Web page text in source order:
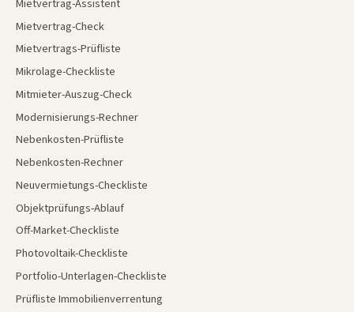
Mietvertrag-Assistent
Mietvertrag-Check
Mietvertrags-Prüfliste
Mikrolage-Checkliste
Mitmieter-Auszug-Check
Modernisierungs-Rechner
Nebenkosten-Prüfliste
Nebenkosten-Rechner
Neuvermietungs-Checkliste
Objektprüfungs-Ablauf
Off-Market-Checkliste
Photovoltaik-Checkliste
Portfolio-Unterlagen-Checkliste
Prüfliste Immobilienverrentung